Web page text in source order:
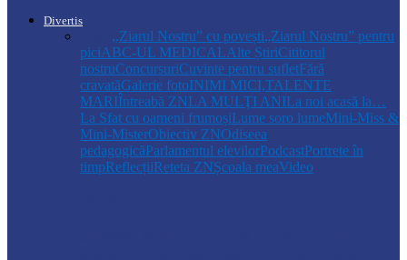
Divertis
,,Ziarul Nostru” cu povești„Ziarul Nostru” pentru
piciABC-UL MEDICALAlte ȘtiriCititorul
nostruConcursuriCuvinte pentru sufletFără
cravatăGalerie fotoINIMI MICI,TALENTE
MARIÎntreabă ZNLA MULŢI ANILa noi acasă la…
La Sfat cu oameni frumoșiLume soro lumeMini-Miss &
Mini-MisterObiectiv ZNOdiseea
pedagogicăParlamentul elevilorPodcastPortrete în
timpReflecțiiReteta ZNȘcoala meaVideo